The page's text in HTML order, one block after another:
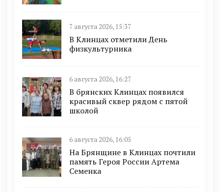
7 августа 2026, 15:37
В Клинцах отметили День
физкультурника
6 августа 2026, 16:27
В брянских Клинцах появился
красивый сквер рядом с пятой
школой
6 августа 2026, 16:05
На Брянщине в Клинцах почтили
память Героя России Артема
Семенка